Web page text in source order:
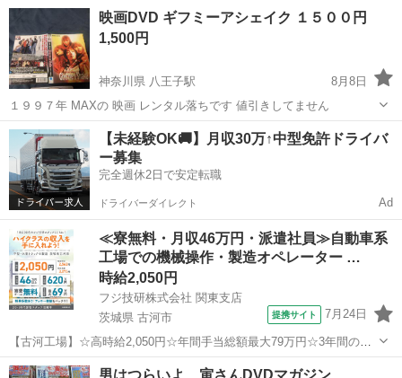
神奈川 厚木市 本厚木駅 DVD/ブルーレイ
映画DVD ギフミーアシェイク １５００円
1,500円
神奈川県 八王子駅
8月8日
１９９７年 MAXの 映画 レンタル落ちです 値引きしてません
神奈川 厚木市 八王子駅 DVD/ブルーレイ DVD
【未経験OK🚚】月収30万↑中型免許ドライバ
ー募集
完全週休2日で安定転職
ドライバーダイレクト Ad
≪寮無料・月収46万円・派遣社員≫自動車系
工場での機械操作・製造オペレーター …
時給2,050円
フジ技研株式会社 関東支店
茨城県 古河市
提携サイト 7月24日
【古河工場】☆高時給2,050円☆年間手当総額最大79万円☆3年間の手
当総額169万円☆年収630万円可☆寮費無料☆大手トラックメーカーで
茨城 古河市 その他